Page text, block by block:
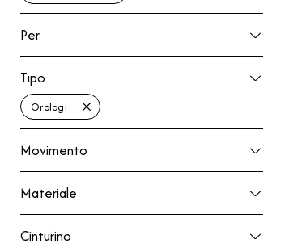
Per
Per
Tipo
Orologi
Tipo
Movimento
Movimento
Materiale
Materiale
Cinturino
Cinturino